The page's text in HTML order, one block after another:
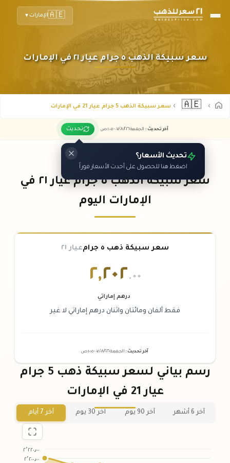
🇦🇪الإمارات ▼
سعر سبيكة الذهب ٥ جرام عيار ٢١ في الإمارات
🇦🇪 سعر سبيكة الذهب 5 جرام عيار 21 في الإمارات
آخر تحديث : الجمعة ٠٧ /٠٨/٢٠٢٦ - ١٠:٠٥ ص تحديث
تحديث الأسعار؟
اضغط هنا للحصول على أحدث الأسعار فوراً
سعر سبيكة الذهب ٥ جرام عيار ٢١ في
الإمارات اليوم
سعر سبيكة ذهب ٥ جرام عيار ٢١
٢,٢٠٢.٠٠
درهم إماراتي
فقط ألفان ومائتان واثنان درهم إماراتي لا غير
آخر تحديث : الجمعة ٠٧ /٠٨/٢٠٢٦ - ١٠:٠٥ ص
رسم بياني لسعر سبيكة ذهب 5 جرام
عيار 21 في الإمارات
آخر 6 أشهر آخر 90 يوم آخر 30 يوم آخر 7 أيام
٢٬٢٢٠٫٠٠
٢٬٢٠٠٫٠٠